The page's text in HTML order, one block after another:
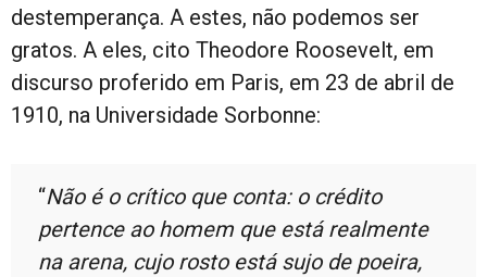
destemperança. A estes, não podemos ser
gratos. A eles, cito Theodore Roosevelt, em
discurso proferido em Paris, em 23 de abril de
1910, na Universidade Sorbonne:
“Não é o crítico que conta: o crédito
pertence ao homem que está realmente
na arena, cujo rosto está sujo de poeira,